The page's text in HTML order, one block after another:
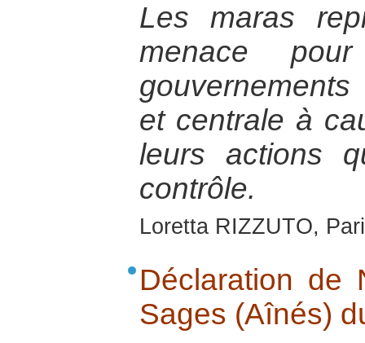
Les maras
menace
et centrale à
leurs actions
contrôle.
Loretta RIZZUTO,
Déclaration de
Sages (Aînés)